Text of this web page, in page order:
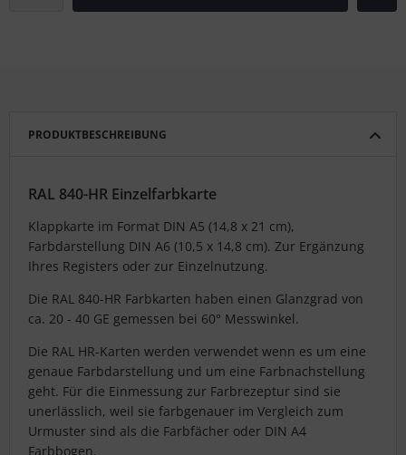
PRODUKTBESCHREIBUNG
RAL 840-HR Einzelfarbkarte
Klappkarte im Format DIN A5 (14,8 x 21 cm),
Farbdarstellung DIN A6 (10,5 x 14,8 cm). Zur Ergänzung
Ihres Registers oder zur Einzelnutzung.
Die RAL 840-HR Farbkarten haben einen Glanzgrad von
ca. 20 - 40 GE gemessen bei 60° Messwinkel.
Die RAL HR-Karten werden verwendet wenn es um eine
genaue Farbdarstellung und um eine Farbnachstellung
geht. Für die Einmessung zur Farbrezeptur sind sie
unerlässlich, weil sie farbgenauer im Vergleich zum
Urmuster sind als die Farbfächer oder DIN A4
Farbbogen.